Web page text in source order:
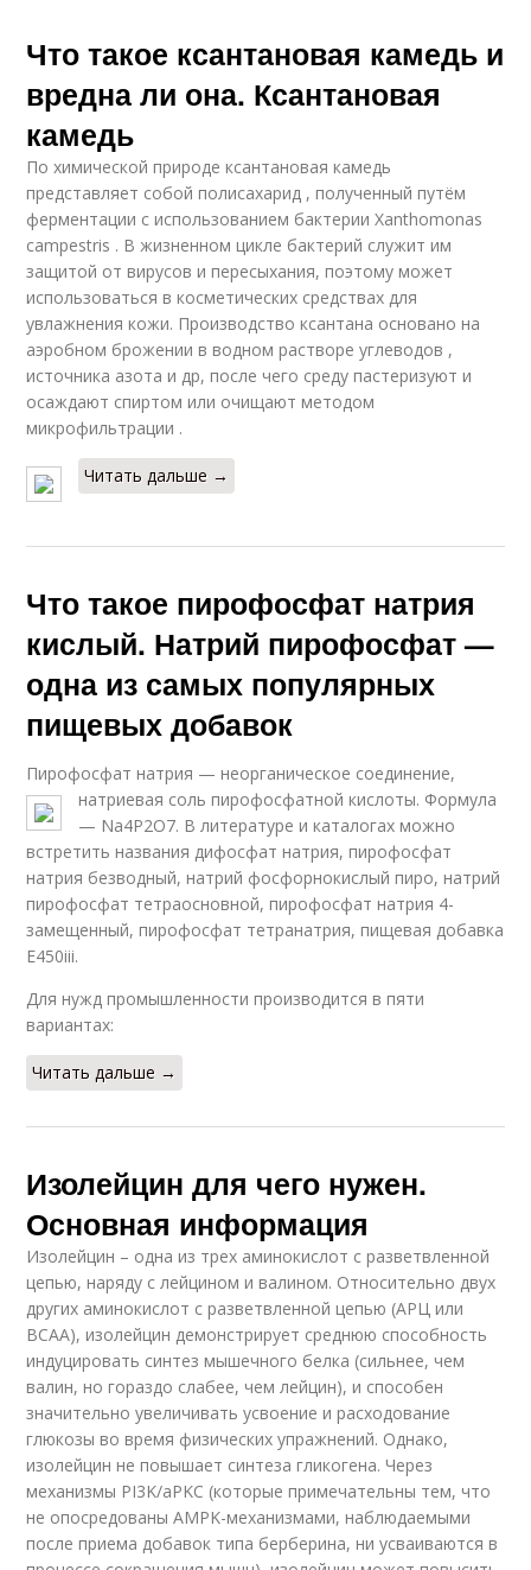
Что такое ксантановая камедь и
вредна ли она. Ксантановая
камедь
По химической природе ксантановая камедь
представляет собой полисахарид , полученный путём
ферментации с использованием бактерии Xanthomonas
campestris . В жизненном цикле бактерий служит им
защитой от вирусов и пересыхания, поэтому может
использоваться в косметических средствах для
увлажнения кожи. Производство ксантана основано на
аэробном брожении в водном растворе углеводов ,
источника азота и др, после чего среду пастеризуют и
осаждают спиртом или очищают методом
микрофильтрации .
Читать дальше →
Что такое пирофосфат натрия
кислый. Натрий пирофосфат —
одна из самых популярных
пищевых добавок
Пирофосфат натрия — неорганическое соединение,
натриевая соль пирофосфатной кислоты. Формула
— Na4Р2О7. В литературе и каталогах можно
встретить названия дифосфат натрия, пирофосфат
натрия безводный, натрий фосфорнокислый пиро, натрий
пирофосфат тетраосновной, пирофосфат натрия 4-
замещенный, пирофосфат тетранатрия, пищевая добавка
E450iii.
Для нужд промышленности производится в пяти
вариантах:
Читать дальше →
Изолейцин для чего нужен.
Основная информация
Изолейцин – одна из трех аминокислот с разветвленной
цепью, наряду с лейцином и валином. Относительно двух
других аминокислот с разветвленной цепью (АРЦ или
BCAA), изолейцин демонстрирует среднюю способность
индуцировать синтез мышечного белка (сильнее, чем
валин, но гораздо слабее, чем лейцин), и способен
значительно увеличивать усвоение и расходование
глюкозы во время физических упражнений. Однако,
изолейцин не повышает синтеза гликогена. Через
механизмы PI3K/aPKC (которые примечательны тем, что
не опосредованы AMPK-механизмами, наблюдаемыми
после приема добавок типа берберина, ни усваиваются в